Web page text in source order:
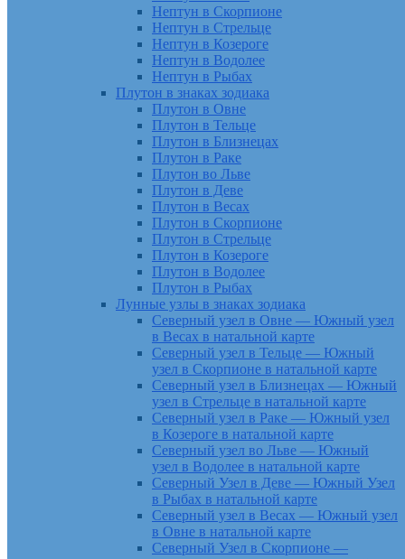
Нептун в Скорпионе
Нептун в Стрельце
Нептун в Козероге
Нептун в Водолее
Нептун в Рыбах
Плутон в знаках зодиака
Плутон в Овне
Плутон в Тельце
Плутон в Близнецах
Плутон в Раке
Плутон во Льве
Плутон в Деве
Плутон в Весах
Плутон в Скорпионе
Плутон в Стрельце
Плутон в Козероге
Плутон в Водолее
Плутон в Рыбах
Лунные узлы в знаках зодиака
Северный узел в Овне — Южный узел
в Весах в натальной карте
Северный узел в Тельце — Южный
узел в Скорпионе в натальной карте
Северный узел в Близнецах — Южный
узел в Стрельце в натальной карте
Северный узел в Раке — Южный узел
в Козероге в натальной карте
Северный узел во Льве — Южный
узел в Водолее в натальной карте
Северный Узел в Деве — Южный Узел
в Рыбах в натальной карте
Северный узел в Весах — Южный узел
в Овне в натальной карте
Северный Узел в Скорпионе —